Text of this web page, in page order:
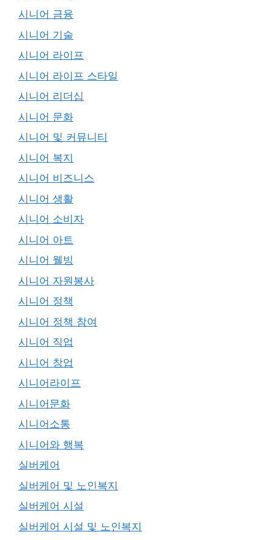
시니어 금융
시니어 기술
시니어 라이프
시니어 라이프 스타일
시니어 리더십
시니어 문화
시니어 및 커뮤니티
시니어 복지
시니어 비즈니스
시니어 생활
시니어 소비자
시니어 아트
시니어 웰빙
시니어 자원봉사
시니어 정책
시니어 정책 참여
시니어 직업
시니어 창업
시니어라이프
시니어문화
시니어소통
시니어와 행복
실버케어
실버케어 및 노인복지
실버케어 시설
실버케어 시설 및 노인복지